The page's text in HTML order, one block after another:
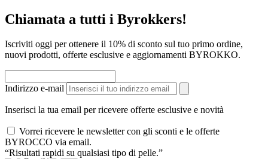
Chiamata a tutti i Byrokkers!
Iscriviti oggi per ottenere il 10% di sconto sul tuo primo ordine,
nuovi prodotti, offerte esclusive e aggiornamenti BYROKKO.
Indirizzo e-mail
Inserisci la tua email per ricevere offerte esclusive e novità
Vorrei ricevere le newsletter con gli sconti e le offerte
BYROCCO via email.
“Risultati rapidi su qualsiasi tipo di pelle.”